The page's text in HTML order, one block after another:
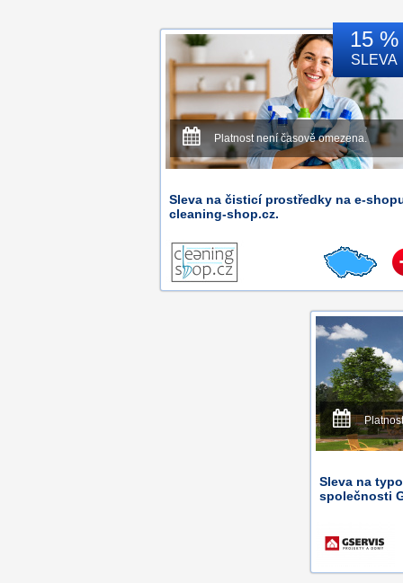
15 %
SLEVA
Platnost není časově omezena.
Sleva na čisticí prostředky na e-
cleaning-shop.cz.
Sleva na
společnosti